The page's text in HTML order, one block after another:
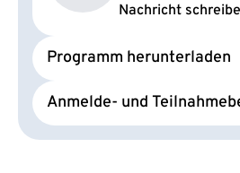
Nachricht
Programm herunterladen
Anmelde- und